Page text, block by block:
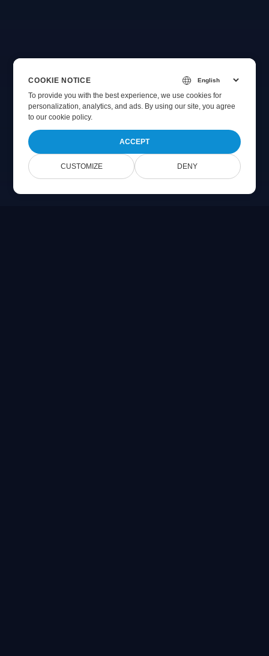
COOKIE NOTICE
To provide you with the best experience, we use cookies for
personalization, analytics, and ads. By using our site, you agree
toour cookie policy.
ACCEPT
CUSTOMIZE DENY